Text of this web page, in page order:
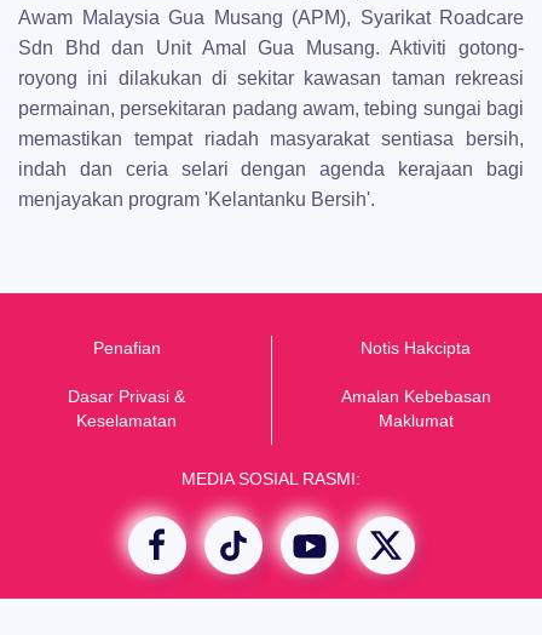
Awam Malaysia Gua Musang (APM), Syarikat Roadcare
Sdn Bhd dan Unit Amal Gua Musang. Aktiviti gotong-
royong ini dilakukan di sekitar kawasan taman rekreasi
permainan, persekitaran padang awam, tebing sungai bagi
memastikan tempat riadah masyarakat sentiasa bersih,
indah dan ceria selari dengan agenda kerajaan bagi
menjayakan program 'Kelantanku Bersih'.
Penafian
Dasar Privasi &
Keselamatan
Notis Hakcipta
Amalan Kebebasan
Maklumat
MEDIA SOSIAL RASMI: